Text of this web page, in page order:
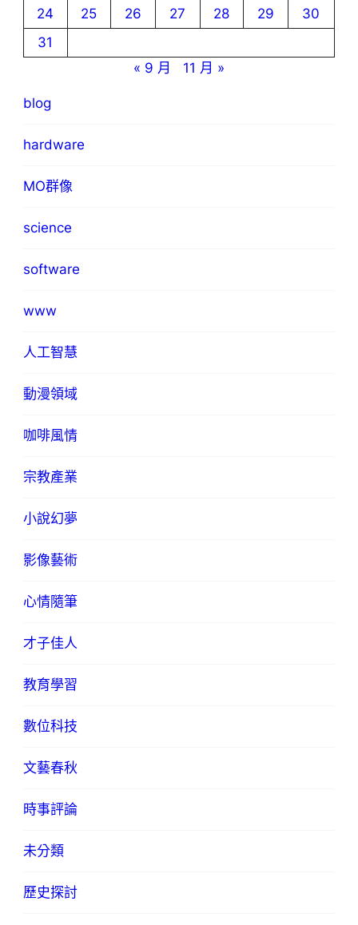
24 25 26 27 28 29
30
31
« 9 月
11 月 »
blog
hardware
MO群像
science
software
www
人工智慧
動漫領域
咖啡風情
宗教產業
小說幻夢
影像藝術
心情隨筆
才子佳人
教育學習
數位科技
文藝春秋
時事評論
未分類
歷史探討